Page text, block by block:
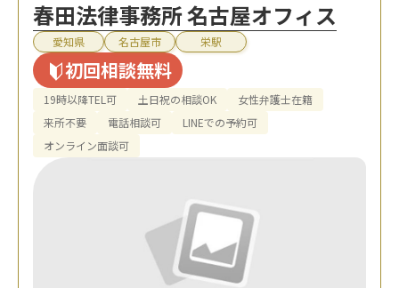
春田法律事務所 名古屋オフィス
愛知県 名古屋市 栄駅
初回相談無料
19時以降TEL可 土日祝の相談OK
女性弁護士在籍
来所不要
電話相談可
LINEでの予約可
オンライン面談可